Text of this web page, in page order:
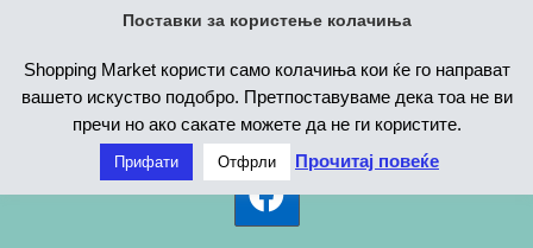
Поставки за користење колачиња
Shopping Market користи само колачиња кои ќе го направат
вашето искуство подобро. Претпоставуваме дека тоа не ви
пречи но ако сакате можете да не ги користите.
Прифати Отфрли Прочитај повеќе